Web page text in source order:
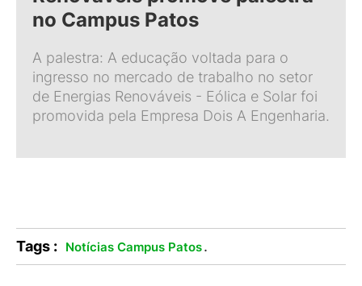
no Campus Patos
A palestra: A educação voltada para o
ingresso no mercado de trabalho no setor
de Energias Renováveis - Eólica e Solar foi
promovida pela Empresa Dois A Engenharia.
Tags : Notícias Campus Patos.